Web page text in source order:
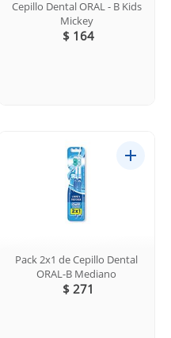
Cepillo Dental ORAL - B Kids
Mickey
$ 164
Pack 2x1 de Cepillo Dental
ORAL-B Mediano
$ 271